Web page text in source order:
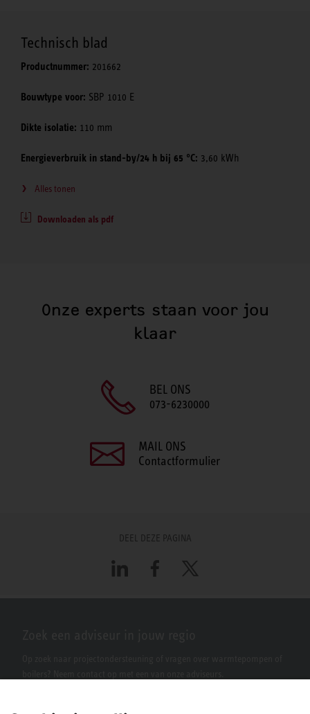
Technisch blad
Productnummer: 201662
Bouwtype voor: SBP 1010 E
Dikte isolatie: 110 mm
Energieverbruik in stand-by/24 h bij 65 °C: 3,60 kWh
Alles tonen
Downloaden als pdf
Onze experts staan voor jou
klaar
BEL ONS
073-6230000
MAIL ONS
Contactformulier
DEEL DEZE PAGINA
LinkedIn FacebookX